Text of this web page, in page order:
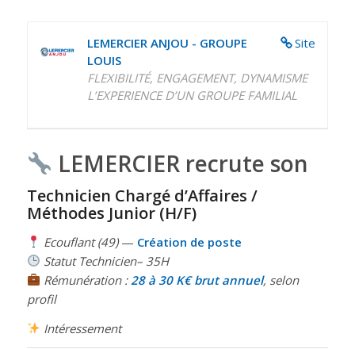
Site
LEMERCIER ANJOU - GROUPE
LOUIS
FLEXIBILITÉ, ENGAGEMENT, DYNAMISME
L’EXPERIENCE D’UN GROUPE FAMILIAL
LEMERCIER recrute son
Technicien Chargé d’Affaires /
Méthodes Junior (H/F)
Ecouflant (49)— Création de poste
Statut Technicien– 35H
Rémunération : 28 à 30 K€ brut annuel, selon
profil
Intéressement